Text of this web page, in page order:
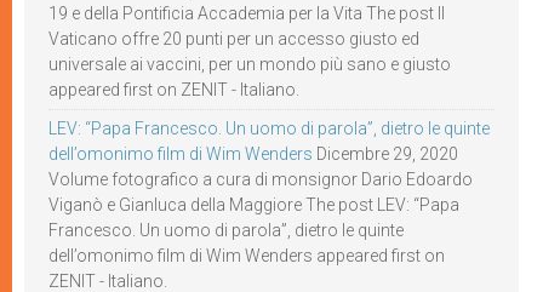
19 e della Pontificia Accademia per la Vita The post Il
Vaticano offre 20 punti per un accesso giusto ed
universale ai vaccini, per un mondo più sano e giusto
appeared first on ZENIT - Italiano.
LEV: “Papa Francesco. Un uomo di parola”, dietro le quinte
dell’omonimo film di Wim Wenders Dicembre 29, 2020
Volume fotografico a cura di monsignor Dario Edoardo
Viganò e Gianluca della Maggiore The post LEV: “Papa
Francesco. Un uomo di parola”, dietro le quinte
dell’omonimo film di Wim Wenders appeared first on
ZENIT - Italiano.